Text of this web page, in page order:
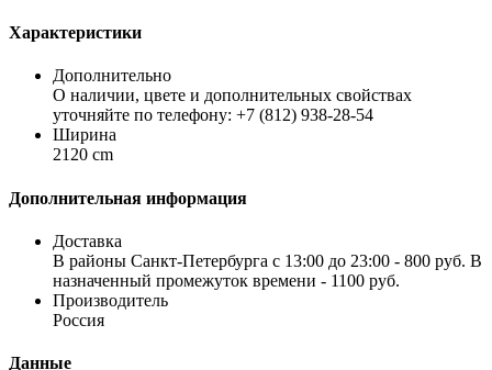
Характеристики
Дополнительно
О наличии, цвете и дополнительных свойствах
уточняйте по телефону: +7 (812) 938-28-54
Ширина
2120 cm
Дополнительная информация
Доставка
В районы Санкт-Петербурга с 13:00 до 23:00 - 800 руб. В
назначенный промежуток времени - 1100 руб.
Производитель
Россия
Данные